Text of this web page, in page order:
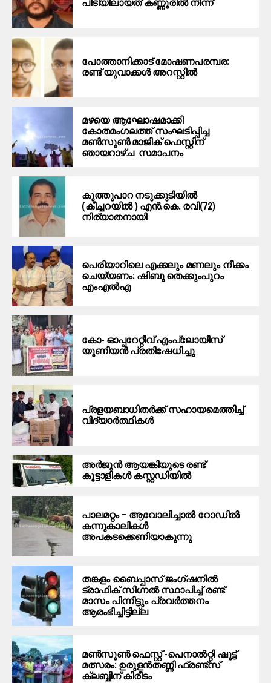
പിടിയിലായത് കണ്ണൂരിൽ നിന്ന്
പോത്താനിക്കാട് മോഷണപരമ്പര:
രണ്ട് യുവാക്കൾ അറസ്റ്റിൽ
മഴയെ ആഘോഷമാക്കി
കോതമംഗലത്ത് സംഘടിപ്പിച്ച
മൺസൂൺ മാജിക് ഫെസ്റ്റിന്
ഞായറാഴ്ച സമാപനം
കുത്തുപാറ നടുക്കുടിയിൽ
(കീച്ചറയിൽ ) എൻ.കെ. രവി(72)
നിര്യാതനായി
പെരിയാറിലെ എക്കലും മണലും നീക്കം
ചെയ്യണം: ഷിബു തെക്കുംപുറം
എംഎൽഎ
കോ- ഓപ്പറേറ്റീവ് എംപ്ലോയീസ്
യൂണിയൻ പ്രതിഷേധിച്ചു
പ്രളയബാധിതർക്ക് സഹായമെത്തിച്ച്
വിദ്യാർത്ഥികൾ
അർജുൻ ആയങ്കിയുടെ രണ്ട്
കൂട്ടാളികൾ കസ്റ്റഡിയിൽ
പാലമറ്റം – ആവോലിച്ചാൽ റോഡിൽ
കന്നുകാലികൾ
അപകടക്കെണിയാകുന്നു
തങ്കളം ബൈപ്പാസ് ജംഗ്ഷനിൽ
ട്രാഫിക് സിഗ്നല്‍ സ്ഥാപിച്ച് രണ്ട്
മാസം പിന്നിട്ടും പ്രവർത്തനം
ആരംഭിച്ചിട്ടില്ല
മൺസൂൺ ഫെസ്റ്റ് -പെനാൽറ്റി ഷൂട്ട്
മത്സരം: ഉരുളൻതണ്ണി ഫ്രണ്ട്സ്
ക്ലബ്ബിന് കിരീടം